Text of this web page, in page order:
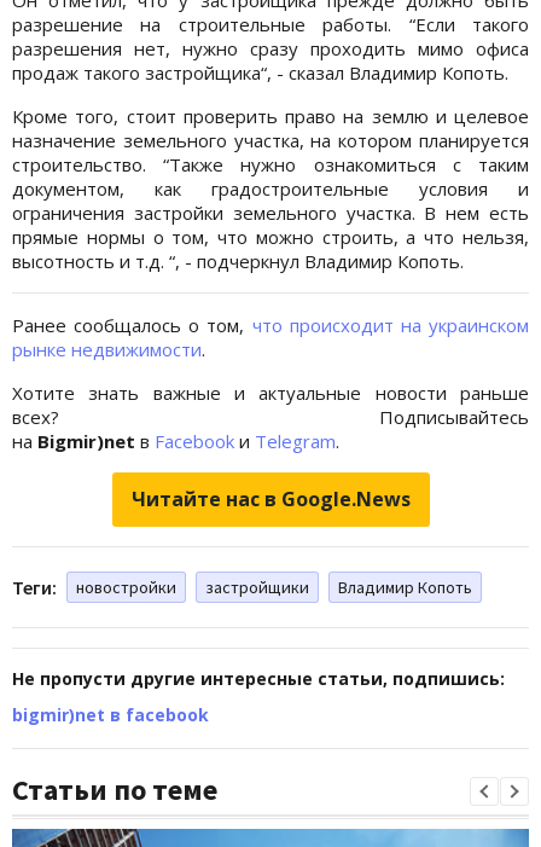
разрешение на строительные работы. “Если такого
разрешения нет, нужно сразу проходить мимо офиса
продаж такого застройщика“, - сказал Владимир Копоть.
Кроме того, стоит проверить право на землю и целевое
назначение земельного участка, на котором планируется
строительство. “Также нужно ознакомиться с таким
документом, как градостроительные условия и
ограничения застройки земельного участка. В нем есть
прямые нормы о том, что можно строить, а что нельзя,
высотность и т.д. “, - подчеркнул Владимир Копоть.
Ранее сообщалось о том, что происходит на украинском
рынке недвижимости.
Хотите знать важные и актуальные новости раньше
всех? Подписывайтесь
на Bigmir)net в Facebook и Telegram.
Читайте нас в Google.News
Теги: новостройки застройщики Владимир Копоть
Не пропусти другие интересные статьи, подпишись:
bigmir)net в facebook
Статьи по теме